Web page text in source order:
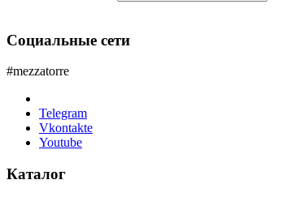
Социальные сети
#mezzatorre
Telegram
Vkontakte
Youtube
Каталог